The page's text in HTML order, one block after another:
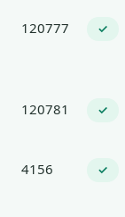
120777 ✓
120781 ✓
4156 ✓